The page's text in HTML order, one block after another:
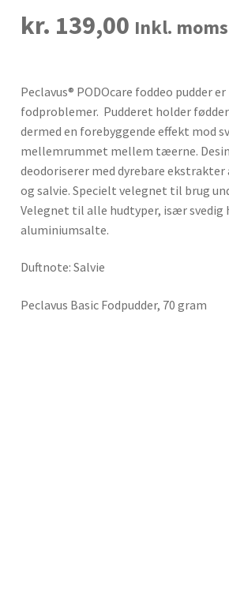
kr. 139,00 Inkl. moms
Peclavus® PODOcare foddeo pudder
fodproblemer. Pudderet holder
dermed en forebyggende effekt mod
mellemrummet mellem tæerne.
deodoriserer med dyrebare
og salvie. Specielt velegnet til brug
Velegnet til alle hudtyper, især svedig
aluminiumsalte.
Duftnote: Salvie
Peclavus Basic Fodpudder, 70 gram